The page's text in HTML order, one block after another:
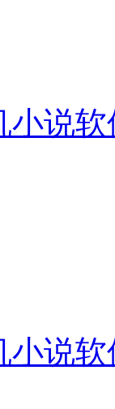
小说软
小说软